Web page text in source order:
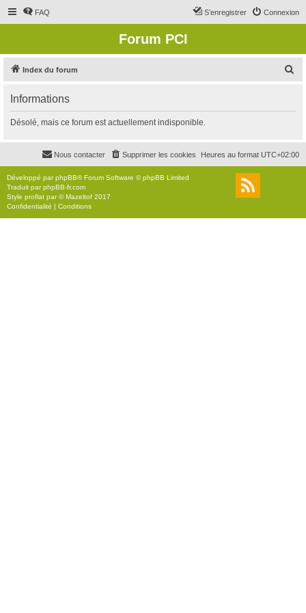
FAQ Connexion
S’enregistrer
Forum PCI
Index du forum
r
c
r
Informations
Désolé, mais ce forum est actuellement indisponible.
Heures au format UTC+02:00
Supprimer les cookies
Nous contacter
Développé parphpBB® Forum Software © phpBB Limited
Traduit parphpBB-fr.com
Style proflat par ©Mazeltof 2017
Confidentialité | Conditions